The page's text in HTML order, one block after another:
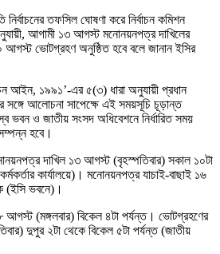
তফসিল ঘোষণা করে নির্বাচন কমিশন
আগামী ১৩ আগস্ট মনোনয়নপত্র দাখিলের
আগস্ট ভোটগ্রহণ অনুষ্ঠিত হবে বলে জানান ইসির
আইন, ১৯৯১’-এর ৫(৩) ধারা অনুযায়ী প্রধান
সঙ্গে আলোচনা সাপেক্ষে এই সময়সূচি চূড়ান্ত
ভবন ও জাতীয় সংসদ অধিবেশনে নির্ধারিত সময়
সম্পন্ন হবে।
দাখিল ১৩ আগস্ট (বৃহস্পতিবার) সকাল ১০টা
কার্যালয়ে)। মনোনয়নপত্র যাচাই-বাছাই ১৬
(ইসি ভবনে)।
আগস্ট (মঙ্গলবার) বিকেল ৪টা পর্যন্ত। ভোটগ্রহণের
দুপুর ২টা থেকে বিকেল ৫টা পর্যন্ত (জাতীয়